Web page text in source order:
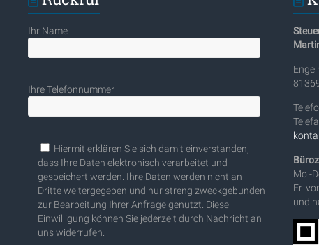
Ihr Name
Ihre Telefonnummer
Bitte lasse dieses Feld leer.
Hiermit erklären Sie sich damit einverstanden,
dass Ihre Daten elektronisch verarbeitet und
gespeichert werden. Ihre Daten werden nicht an
Dritte weitergegeben und nur streng zweckgebunden
zur Bearbeitung Ihrer Anfrage genutzt. Diese
Einwilligung können Sie jederzeit durch Nachricht an
uns widerrufen.
Mo.-
Fr.
und